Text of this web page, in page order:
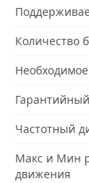
Количество
Частотный
Макс и Мин
движения